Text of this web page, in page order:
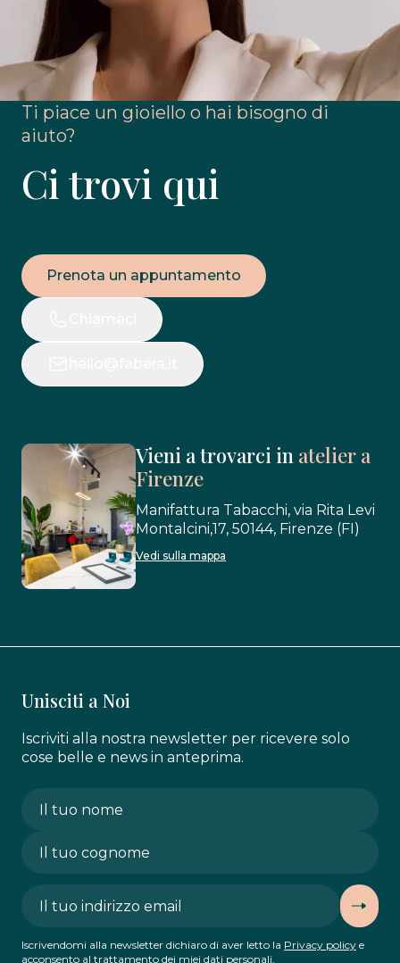
Ti piace un gioiello o hai bisogno di
aiuto?
Ci trovi qui
Prenota un appuntamento
Vieni a trovarci in atelier a
Firenze
Manifattura Tabacchi, via Rita Levi
Montalcini,17, 50144, Firenze (FI)
Vedi sulla mappa
Unisciti a Noi
Iscriviti alla nostra newsletter per ricevere solo
cose belle e news in anteprima.
Iscrivendomi alla newsletter dichiaro di aver letto la Privacy policy e
acconsento al trattamento dei miei dati personali.